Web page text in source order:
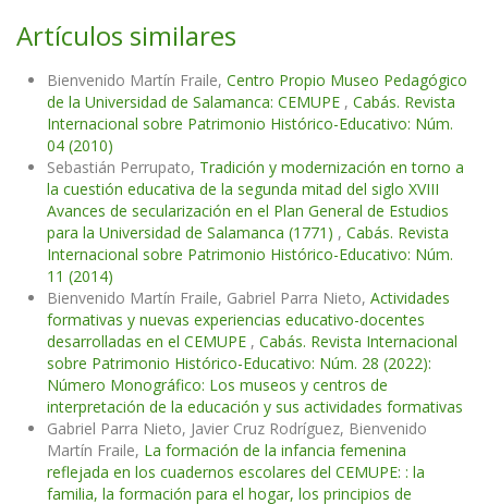
Artículos similares
Bienvenido Martín Fraile, Centro Propio Museo Pedagógico
de la Universidad de Salamanca: CEMUPE , Cabás. Revista
Internacional sobre Patrimonio Histórico-Educativo: Núm.
04 (2010)
Sebastián Perrupato, Tradición y modernización en torno a
la cuestión educativa de la segunda mitad del siglo XVIII
Avances de secularización en el Plan General de Estudios
para la Universidad de Salamanca (1771) , Cabás. Revista
Internacional sobre Patrimonio Histórico-Educativo: Núm.
11 (2014)
Bienvenido Martín Fraile, Gabriel Parra Nieto, Actividades
formativas y nuevas experiencias educativo-docentes
desarrolladas en el CEMUPE , Cabás. Revista Internacional
sobre Patrimonio Histórico-Educativo: Núm. 28 (2022):
Número Monográfico: Los museos y centros de
interpretación de la educación y sus actividades formativas
Gabriel Parra Nieto, Javier Cruz Rodríguez, Bienvenido
Martín Fraile, La formación de la infancia femenina
reflejada en los cuadernos escolares del CEMUPE: : la
familia, la formación para el hogar, los principios de